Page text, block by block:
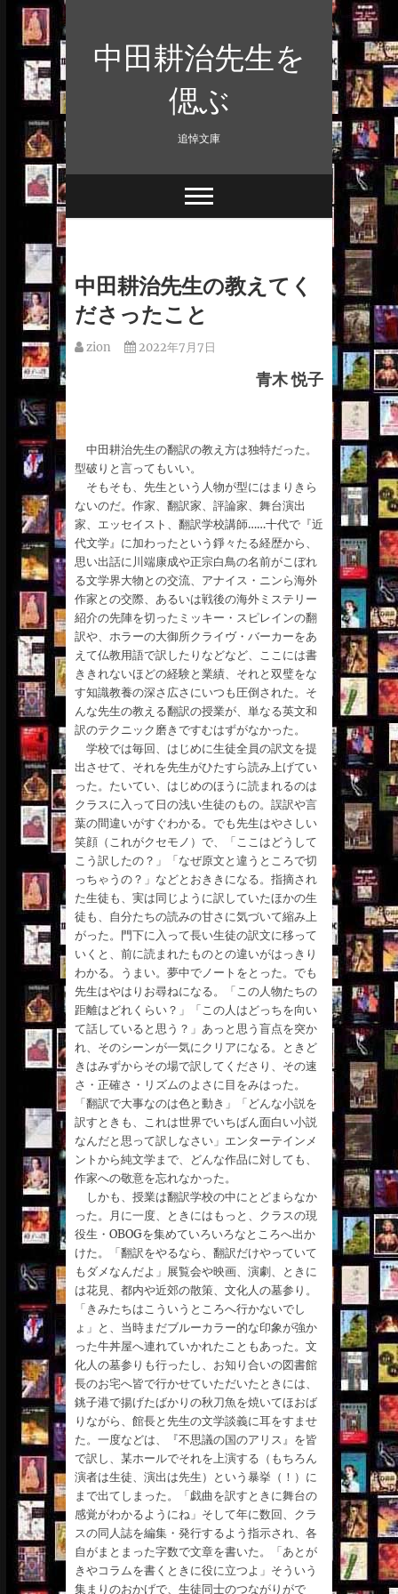
Skip
to
content中田耕治先生を
偲ぶ
追悼文庫
中田耕治先生の教えてく
ださったこと
zion 2022年7月7日
青木 悦子
中田耕治先生の翻訳の教え方は独特だった。
型破りと言ってもいい。
そもそも、先生という人物が型にはまりきら
ないのだ。作家、翻訳家、評論家、舞台演出
家、エッセイスト、翻訳学校講師……十代で『近
代文学』に加わったという錚々たる経歴から、
思い出話に川端康成や正宗白鳥の名前がこぼれ
る文学界大物との交流、アナイス・ニンら海外
作家との交際、あるいは戦後の海外ミステリー
紹介の先陣を切ったミッキー・スピレインの翻
訳や、ホラーの大御所クライヴ・バーカーをあ
えて仏教用語で訳したりなどなど、ここには書
ききれないほどの経験と業績、それと双璧をな
す知識教養の深さ広さにいつも圧倒された。そ
んな先生の教える翻訳の授業が、単なる英文和
訳のテクニック磨きですむはずがなかった。
学校では毎回、はじめに生徒全員の訳文を提
出させて、それを先生がひたすら読み上げてい
った。たいてい、はじめのほうに読まれるのは
クラスに入って日の浅い生徒のもの。誤訳や言
葉の間違いがすぐわかる。でも先生はやさしい
笑顔（これがクセモノ）で、「ここはどうして
こう訳したの？」「なぜ原文と違うところで切
っちゃうの？」などとおききになる。指摘され
た生徒も、実は同じように訳していたほかの生
徒も、自分たちの読みの甘さに気づいて縮み上
がった。門下に入って長い生徒の訳文に移って
いくと、前に読まれたものとの違いがはっきり
わかる。うまい。夢中でノートをとった。でも
先生はやはりお尋ねになる。「この人物たちの
距離はどれくらい？」「この人はどっちを向い
て話していると思う？」あっと思う盲点を突か
れ、そのシーンが一気にクリアになる。ときど
きはみずからその場で訳してくださり、その速
さ・正確さ・リズムのよさに目をみはった。
「翻訳で大事なのは色と動き」「どんな小説を
訳すときも、これは世界でいちばん面白い小説
なんだと思って訳しなさい」エンターテインメ
ントから純文学まで、どんな作品に対しても、
作家への敬意を忘れなかった。
しかも、授業は翻訳学校の中にとどまらなか
った。月に一度、ときにはもっと、クラスの現
役生・OBOGを集めていろいろなところへ出か
けた。「翻訳をやるなら、翻訳だけやっていて
もダメなんだよ」展覧会や映画、演劇、ときに
は花見、都内や近郊の散策、文化人の墓参り。
「きみたちはこういうところへ行かないでし
ょ」と、当時まだブルーカラー的な印象が強か
った牛丼屋へ連れていかれたこともあった。文
化人の墓参りも行ったし、お知り合いの図書館
長のお宅へ皆で行かせていただいたときには、
銚子港で揚げたばかりの秋刀魚を焼いてほおば
りながら、館長と先生の文学談義に耳をすませ
た。一度などは、『不思議の国のアリス』を皆
で訳し、某ホールでそれを上演する（もちろん
演者は生徒、演出は先生）という暴挙（！）に
まで出てしまった。「戯曲を訳すときに舞台の
感覚がわかるようにね」そして年に数回、クラ
スの同人誌を編集・発行するよう指示され、各
自がまとまった字数で文章を書いた。「あとが
きやコラムを書くときに役に立つよ」そういう
集まりのおかげで、生徒同士のつながりがで